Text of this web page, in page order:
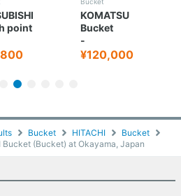
Bucket HITACHI
Bucket
Bucket (Bucket) at Okayama, Japan
point
KOMATSU
Bucket
-
¥120,000